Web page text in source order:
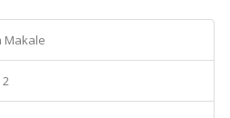
Makale
2